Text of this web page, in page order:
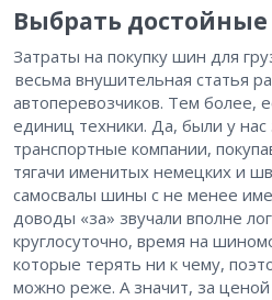
Выбрать достойные
Затраты на покупку шин для
весьма внушительная статья
автоперевозчиков. Тем более,
единиц техники. Да, были у
транспортные компании,
тягачи именитых немецких и
самосвалы шины с не менее
доводы «за» звучали вполне
круглосуточно, время на
которые терять ни к чему,
можно реже. А значит, за